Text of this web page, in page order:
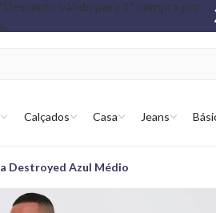
Calçados Casa Jeans
Destroyed Azul Médio